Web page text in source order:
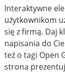
Interaktywne
użytkownikom
się z firmą. Daj
napisania do
też o tagi Open
strona